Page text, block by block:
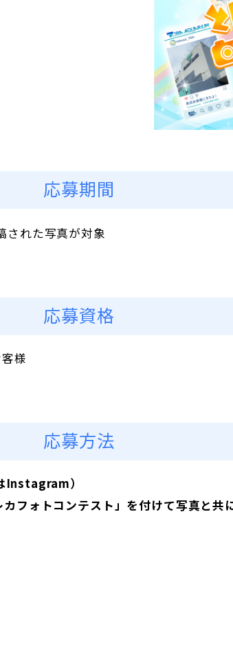
応募期間
された写真が対象
応募資格
様
応募方法
Instagram）
ォトコンテスト」を付けて写真と共